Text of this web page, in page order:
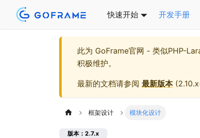
快速开始 开发手册
此为 GoFrame官网 - 类似PHP-
积极维护。
最新的文档请参阅 最新版本(
框架设计 模块化设计
版本：2.7.x